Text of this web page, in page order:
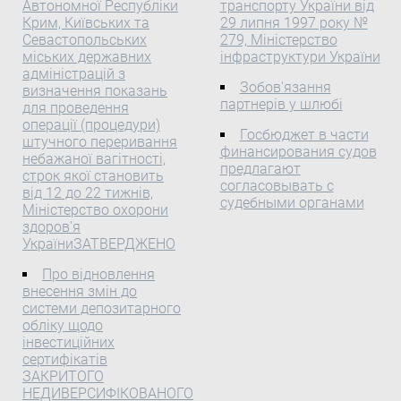
достроковим
припиненням
повноважень
Вознесенського міського
голови Гержова Ю.І.
(Вознесенська міська
рада Миколаївської
області) та відповідно до
пункту 30 частини першої
статті 85 Конституції
України( 254к/96-ВР ),
частини третьої статті
першої( 2487-17 ) та
п’ятої статті 15( 2487-17 ),
статей 60( 2487-17 ), 61
Закону України( 2487-17 )
"Про вибори депутатів
Верховної Ради
Автономної Республіки
Автономної Республіки
Крим, Київських та
Севастопольських
міських державних
адміністрацій з
визначення показань
для проведення
операції (процедури)
штучного переривання
небажаної вагітності,
строк якої становить
від 12 до 22 тижнів,
Міністерство охорони
здоров'я
УкраїниЗАТВЕРДЖЕНО
Про відновлення
внесення змін до
системи депозитарного
обліку щодо
інвестиційних
сертифікатів
ЗАКРИТОГО
НЕДИВЕРСИФІКОВАНОГО
до цих свят. Перша
новина стосувалася
приємної ...
транспорту України від
29 липня 1997 року №
279, Міністерство
інфраструктури України
Зобов'язання
партнерів у шлюбі
Госбюджет в части
финансирования судов
предлагают
согласовывать с
судебными органами